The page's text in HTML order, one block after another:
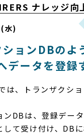
ナレッジ向
水)
ションDBのよ
データを登録
は、トランザクシ
ンDBは、登録デー
して受け付け、DB